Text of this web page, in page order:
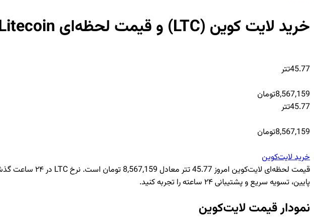
خرید لایت کوین (LTC) و قیمت لحظه‌ای Litecoin
45.77تتر
8,567,159تومان
45.77تتر
8,567,159تومان
خریدلایت‌کوین
پایین، تسویه سریع و پشتیبانی ۲۴ ساعته را تجربه کنید.
نمودار قیمت لایت‌کوین